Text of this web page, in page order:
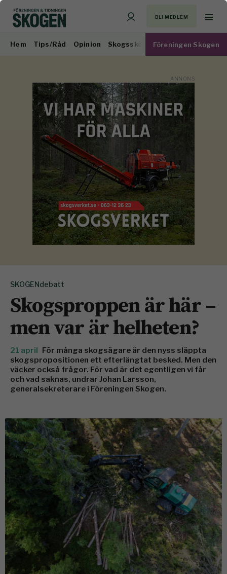
BLI MEDLEM
Hem Tips/Råd Opinion Skogsskötsel Virkesmarknad
Föreningen Skogen
SKOGENdebatt
Skogsproppen är här –
men var är helheten?
21 april För många skogsägare är den nyss släppta
skogspropositionen ett efterlängtat besked. Men den
väcker också frågor. För vad är det egentligen vi får
och vad saknas, undrar Johan Larsson,
generalsekreterare i Föreningen Skogen.